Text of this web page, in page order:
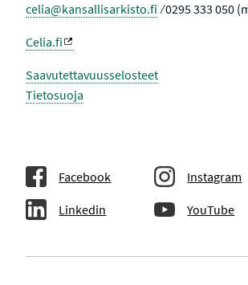
celia@kansallisarkisto.fi ⁄ 0295 333 050
Celia.fi
Saavutettavuusselosteet
Tietosuoja
Facebook Instagram
Linkedin YouTube